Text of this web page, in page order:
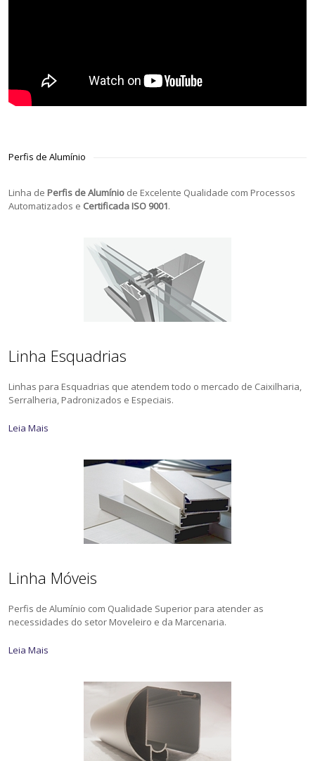
Perfis de Alumínio
Linha de Perfis de Alumínio de Excelente Qualidade com Processos
Automatizados e Certificada ISO 9001.
Linha Esquadrias
Linhas para Esquadrias que atendem todo o mercado de Caixilharia,
Serralheria, Padronizados e Especiais.
Leia Mais
Linha Móveis
Perfis de Alumínio com Qualidade Superior para atender as
necessidades do setor Moveleiro e da Marcenaria.
Leia Mais